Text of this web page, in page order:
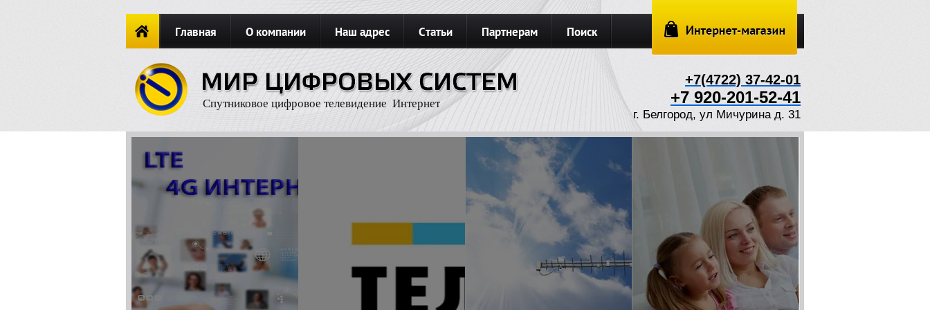
Главная О компании Наш адрес Статьи Партнерам Поиск
Новости Карта сайта Подключить интернет
Спутниковое цифровое телевидение Интернет
+7(4722) 37-42-01
+7 920-201-52-41
г. Белгород, ул Мичурина д. 31